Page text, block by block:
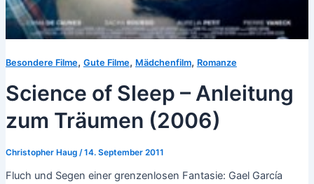
Besondere Filme, Gute Filme, Mädchenfilm, Romanze
Science of Sleep – Anleitung
zum Träumen (2006)
Christopher Haug /14. September 2011
Fluch und Segen einer grenzenlosen Fantasie: Gael García